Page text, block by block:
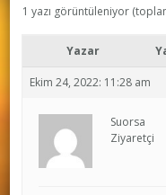
1 yazı görüntüleniyor
Yazar
Ekim 24, 2022: 11:28 am
Suorsa
Ziyaretçi